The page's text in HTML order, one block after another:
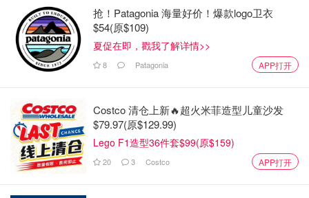
利而产生的法律费用。它保护房主的财产不受欺诈性索赔的
影响，并支付重新确立房主产权的法律费用。
如果买家在不知情的情况下购买了被欺诈性挂牌的房屋，该
保险也应该保护他们。在这样的情况下，真正的房主很可能
了解对方身份
多伦多地区房地产委员会前任主席Stephen Moranis说，房
地产交易的双方都应该确保他们对交易另一方的身份感到满
抢！Patagonia 海量好价！爆款logo卫衣
$54(原$109)
夏促在即，戳我了解详情>>
8 Patagonia APP打开
Costco 清仓上新🔥超火米菲造型儿童沙发
$79.97(原$129.99)
Lego F1造型36件套$99(原$159)
20 3 Costco APP打开